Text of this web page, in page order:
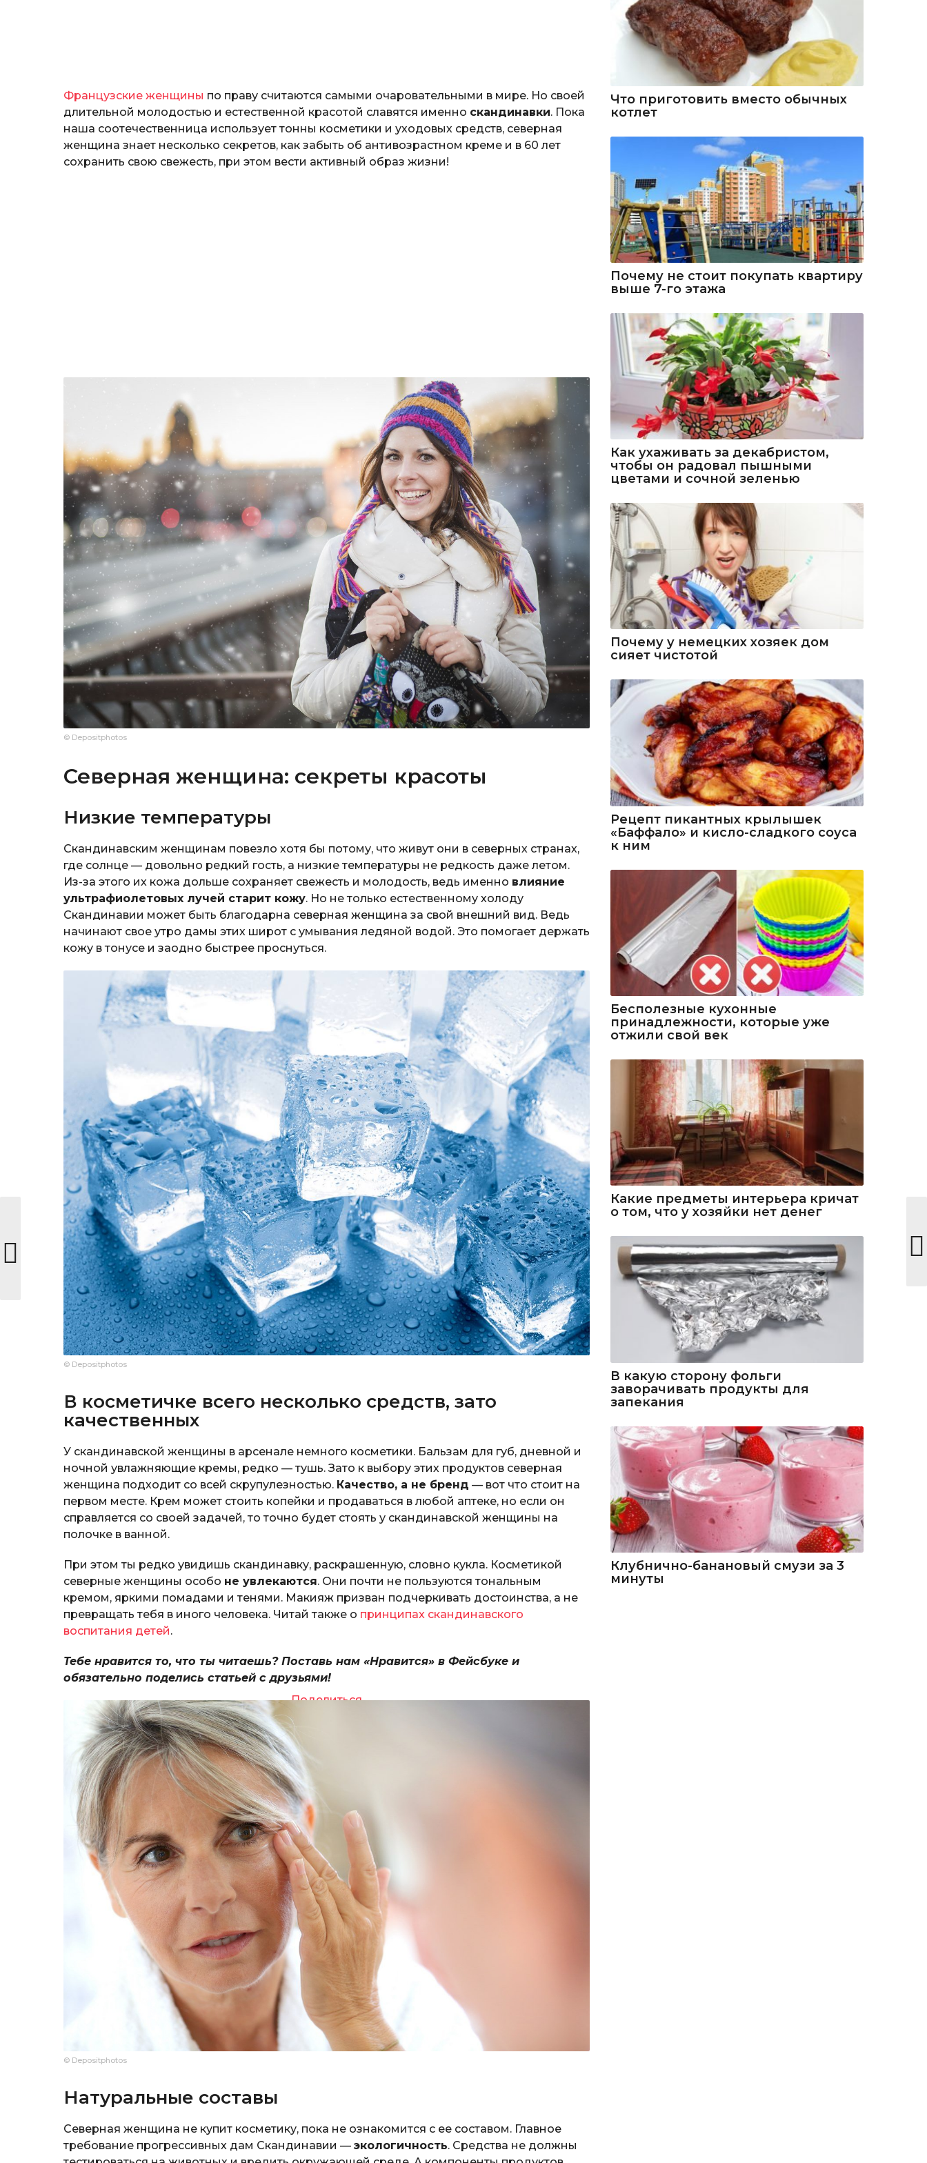
е
р
к
л
ю
Французские женщины по праву считаются самыми очаровательными в мире. Но своей
длительной молодостью и естественной красотой славятся именно скандинавки. Пока
наша соотечественница использует тонны косметики и уходовых средств, северная
женщина знает несколько секретов, как забыть об антивозрастном креме и в 60 лет
сохранить свою свежесть, при этом вести активный образ жизни!
© Depositphotos
Северная женщина: секреты красоты
Низкие температуры
Скандинавским женщинам повезло хотя бы потому, что живут они в северных странах,
где солнце — довольно редкий гость, а низкие температуры не редкость даже летом.
Из-за этого их кожа дольше сохраняет свежесть и молодость, ведь именно влияние
ультрафиолетовых лучей старит кожу. Но не только естественному холоду
Скандинавии может быть благодарна северная женщина за свой внешний вид. Ведь
начинают свое утро дамы этих широт с умывания ледяной водой. Это помогает держать
кожу в тонусе и заодно быстрее проснуться.
© Depositphotos
В косметичке всего несколько средств, зато
качественных
У скандинавской женщины в арсенале немного косметики. Бальзам для губ, дневной и
ночной увлажняющие кремы, редко — тушь. Зато к выбору этих продуктов северная
женщина подходит со всей скрупулезностью. Качество, а не бренд — вот что стоит на
первом месте. Крем может стоить копейки и продаваться в любой аптеке, но если он
справляется со своей задачей, то точно будет стоять у скандинавской женщины на
полочке в ванной.
При этом ты редко увидишь скандинавку, раскрашенную, словно кукла. Косметикой
северные женщины особо не увлекаются. Они почти не пользуются тональным
кремом, яркими помадами и тенями. Макияж призван подчеркивать достоинства, а не
превращать тебя в иного человека. Читай также о принципах скандинавского
воспитания детей.
Тебе нравится то, что ты читаешь? Поставь нам «Нравится» в Фейсбуке и
обязательно поделись статьей с друзьями!
Поделиться
© Depositphotos
Натуральные составы
Северная женщина не купит косметику, пока не ознакомится с ее составом. Главное
требование прогрессивных дам Скандинавии — экологичность. Средства не должны
Что приготовить вместо обычных
котлет
Почему не стоит покупать квартиру
выше 7-го этажа
Как ухаживать за декабристом,
чтобы он радовал пышными
цветами и сочной зеленью
Почему у немецких хозяек дом
сияет чистотой
Рецепт пикантных крылышек
«Баффало» и кисло-сладкого соуса
к ним
Бесполезные кухонные
принадлежности, которые уже
отжили свой век
Какие предметы интерьера кричат
о том, что у хозяйки нет денег
В какую сторону фольги
заворачивать продукты для
запекания
Клубнично-банановый смузи за 3
минуты